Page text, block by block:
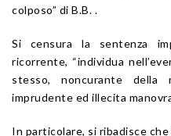
colposo” di B.B. .
Si censura la sentenza
ricorrente, “individua
stesso, noncurante della
imprudente ed illecita
In particolare, si ribadisce